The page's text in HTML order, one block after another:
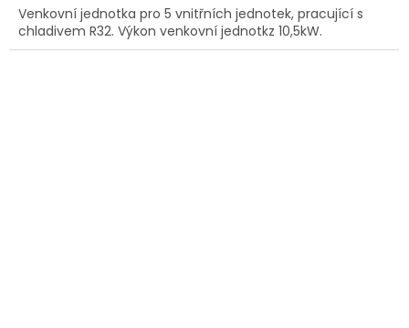
Venkovní jednotka pro 5 vnitřních jednotek, pracující s
chladivem R32. Výkon venkovní jednotkz 10,5kW.